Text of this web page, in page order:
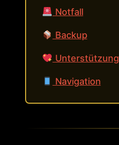
Notfall
Backup
Unterstützung
Navigation